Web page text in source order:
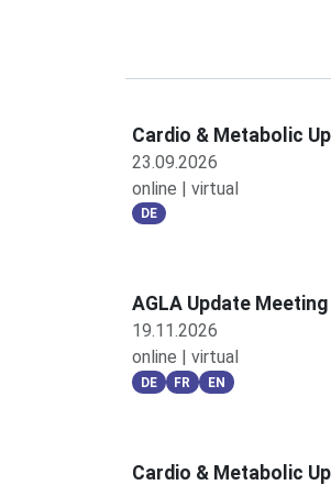
Cardio & Metabolic
23.09.2026
online | virtual
DE
AGLA Update
19.11.2026
online | virtual
DE FR EN
Cardio & Metabolic